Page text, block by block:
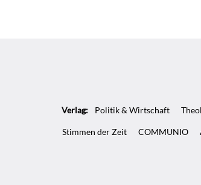
Verlag: Politik & Wirtschaft
Stimmen der Zeit COMMUNIO